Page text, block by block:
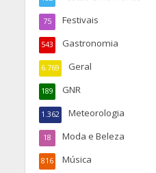
Festivais
75
Gastronomia
543
Geral
6.769
GNR
189
Meteorologia
1.362
Moda e Beleza
18
Música
816